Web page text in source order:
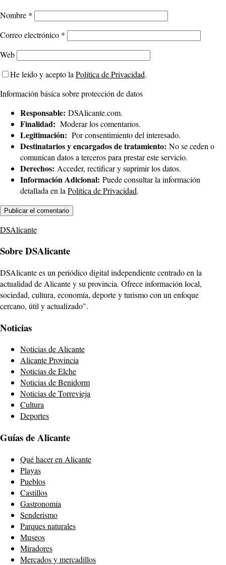
Nombre *
Correo electrónico *
Web
He leído y acepto la Política de Privacidad.
Información básica sobre protección de datos
Responsable: DSAlicante.com.
Finalidad: Moderar los comentarios.
Legitimación: Por consentimiento del interesado.
Destinatarios y encargados de tratamiento: No se ceden o
comunican datos a terceros para prestar este servicio.
Derechos: Acceder, rectificar y suprimir los datos.
Información Adicional: Puede consultar la información
detallada en la Política de Privacidad.
DSAlicante
Sobre DSAlicante
DSAlicante es un periódico digital independiente centrado en la
actualidad de Alicante y su provincia. Ofrece información local,
sociedad, cultura, economía, deporte y turismo con un enfoque
cercano, útil y actualizado".
Noticias
Noticias de Alicante
Alicante Provincia
Noticias de Elche
Noticias de Benidorm
Noticias de Torrevieja
Cultura
Deportes
Guías de Alicante
Qué hacer en Alicante
Playas
Pueblos
Castillos
Gastronomía
Senderismo
Parques naturales
Museos
Miradores
Mercados y mercadillos